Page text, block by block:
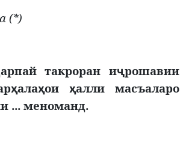
(*)
такроран иҷрошавии
ҳалаҳои ҳалли масъаларо
... меноманд.